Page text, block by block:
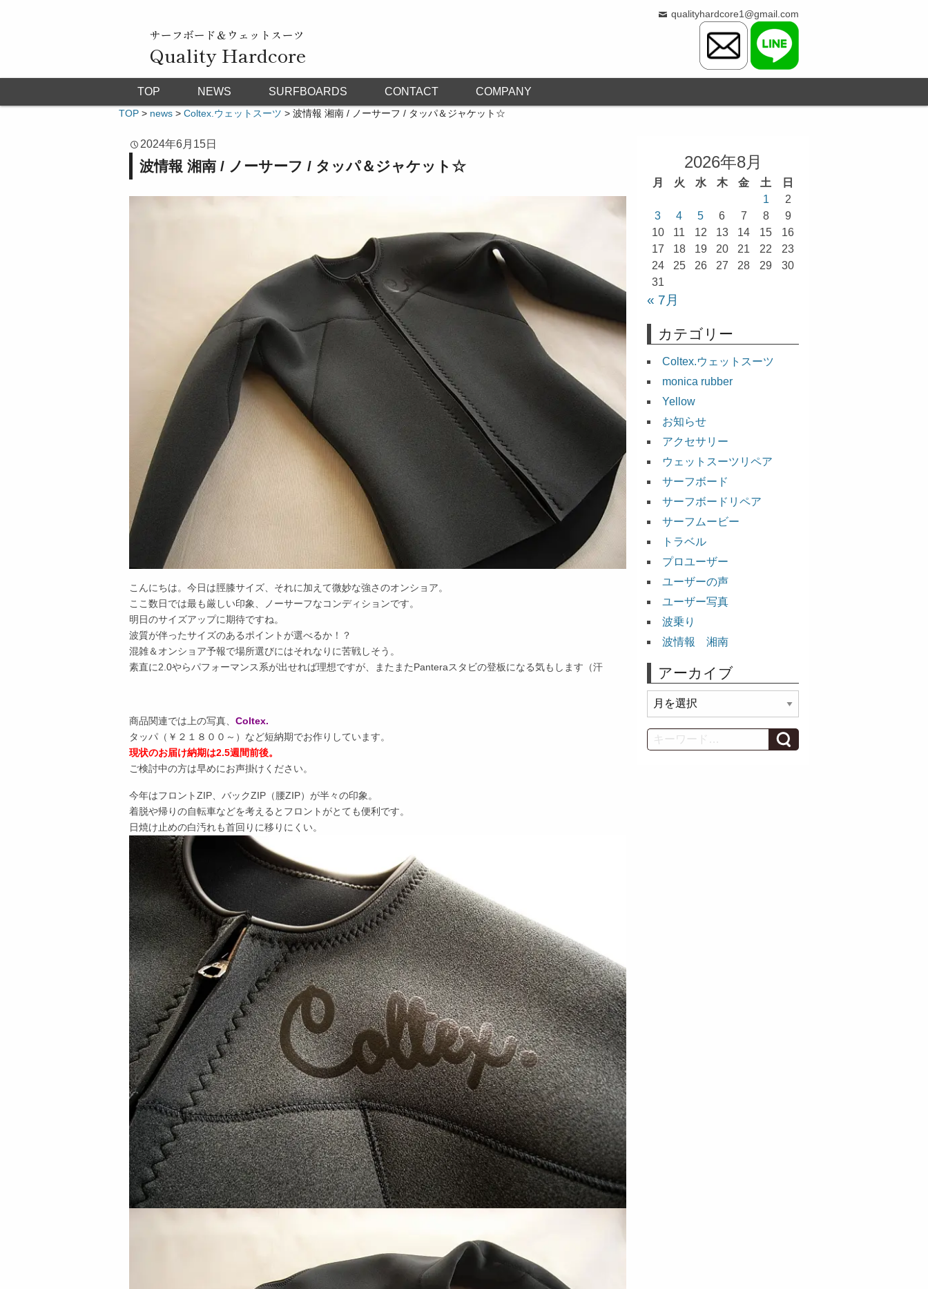
サーフボード＆ウェットスーツ
Quality Hardcore
qualityhardcore1@gmail.com
TOP NEWS SURFBOARDS CONTACT COMPANY
TOP > news > Coltex.ウェットスーツ > 波情報 湘南 / ノーサーフ / タッパ＆ジャケット☆
2024年6月15日
波情報 湘南 / ノーサーフ / タッパ＆ジャケット☆
こんにちは。今日は脛膝サイズ、それに加えて微妙な強さのオンショア。
ここ数日では最も厳しい印象、ノーサーフなコンディションです。
明日のサイズアップに期待ですね。
波質が伴ったサイズのあるポイントが選べるか！？
混雑＆オンショア予報で場所選びにはそれなりに苦戦しそう。
素直に2.0やらパフォーマンス系が出せれば理想ですが、またまたPanteraスタビの登板になる気もします（汗
商品関連では上の写真、 Coltex.
タッパ（￥２１８００～）など短納期でお作りしています。
現状のお届け納期は2.5週間前後。
ご検討中の方は早めにお声掛けください。
今年はフロントZIP、バックZIP（腰ZIP）が半々の印象。
着脱や帰りの自転車などを考えるとフロントがとても便利です。
日焼け止めの白汚れも首回りに移りにくい。
2026年8月
月 火 水 木 金 土
日
1
2
3
4 5 6 7 8
9
10
11 12 13 14 15
16
17
18 19 20 21 22
23
24
25 26 27 28 29
30
31
« 7月
カテゴリー
Coltex.ウェットスーツ
monica rubber
Yellow
お知らせ
アクセサリー
ウェットスーツリペア
サーフボード
サーフボードリペア
サーフムービー
トラベル
プロユーザー
ユーザーの声
ユーザー写真
波乗り
波情報 湘南
アーカイブ
ー
カ
イ
Search